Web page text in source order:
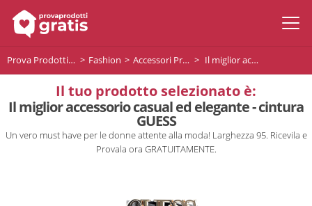
Prova Prodotti Gratis Fashion Accessori Premium Il miglior accessorio casual ed elegante - cintura GUESS
Il tuo prodotto selezionato è:
Il miglior accessorio casual ed elegante - cintura
GUESS
Un vero must have per le donne attente alla moda! Larghezza 95. Ricevila e
Provala ora GRATUITAMENTE.